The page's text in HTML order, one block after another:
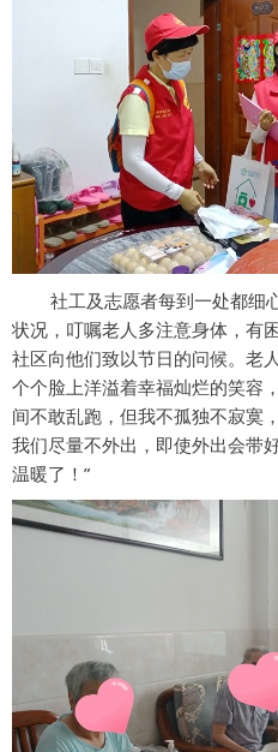
社工及志愿者每到一处都细
状况，叮嘱老人多注意身体，有
社区向他们致以节日的问候。老
个个脸上洋溢着幸福灿烂的笑容
间不敢乱跑，但我不孤独不寂寞
我们尽量不外出，即使外出会带
温暖了！”